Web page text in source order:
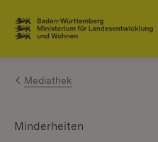
Zum Inhalt springen
Link zur Startseite
Mediathek
Minderheiten